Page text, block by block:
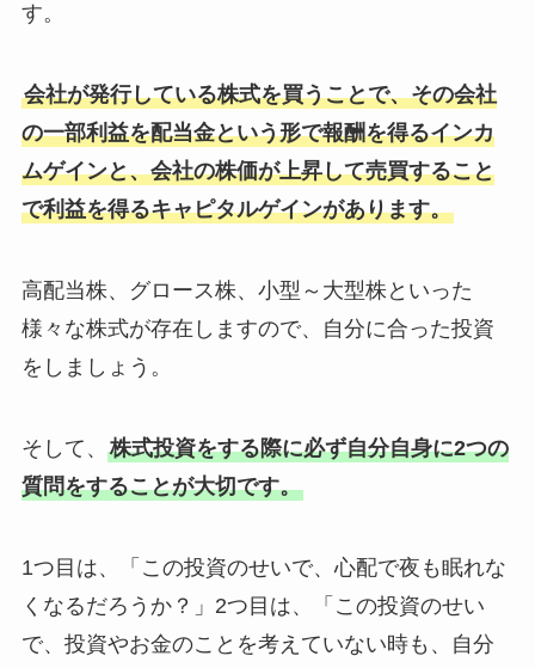
す。
会社が発行している株式を買うことで、その会社
の一部利益を配当金という形で報酬を得るインカ
ムゲインと、会社の株価が上昇して売買すること
で利益を得るキャピタルゲインがあります。
高配当株、グロース株、小型～大型株といった
様々な株式が存在しますので、自分に合った投資
をしましょう。
そして、 株式投資をする際に必ず自分自身に2つの
質問をすることが大切です。
1つ目は、「この投資のせいで、心配で夜も眠れな
くなるだろうか？」2つ目は、「この投資のせい
で、投資やお金のことを考えていない時も、自分